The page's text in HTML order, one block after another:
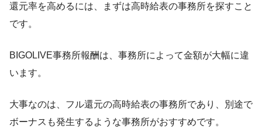
還元率を高めるには、まずは高時給表の事務所を探すこと
です。
BIGOLIVE事務所報酬は、事務所によって金額が大幅に違
います。
大事なのは、フル還元の高時給表の事務所であり、別途で
ボーナスも発生するような事務所がおすすめです。